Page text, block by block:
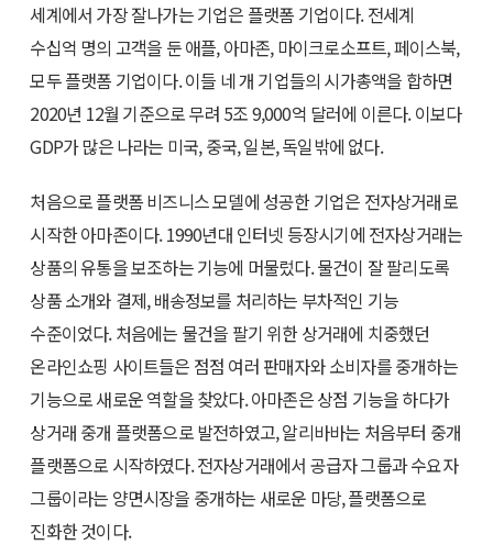
세계에서 가장 잘나가는 기업은 플랫폼 기업이다. 전세계
수십억 명의 고객을 둔 애플, 아마존, 마이크로소프트, 페이스북,
모두 플랫폼 기업이다. 이들 네 개 기업들의 시가총액을 합하면
2020년 12월 기준으로 무려 5조 9,000억 달러에 이른다. 이보다
GDP가 많은 나라는 미국, 중국, 일본, 독일밖에 없다.
처음으로 플랫폼 비즈니스 모델에 성공한 기업은 전자상거래로
시작한 아마존이다. 1990년대 인터넷 등장시기에 전자상거래는
상품의 유통을 보조하는 기능에 머물렀다. 물건이 잘 팔리도록
상품 소개와 결제, 배송정보를 처리하는 부차적인 기능
수준이었다. 처음에는 물건을 팔기 위한 상거래에 치중했던
온라인쇼핑 사이트들은 점점 여러 판매자와 소비자를 중개하는
기능으로 새로운 역할을 찾았다. 아마존은 상점 기능을 하다가
상거래 중개 플랫폼으로 발전하였고, 알리바바는 처음부터 중개
플랫폼으로 시작하였다. 전자상거래에서 공급자 그룹과 수요자
그룹이라는 양면시장을 중개하는 새로운 마당, 플랫폼으로
진화한 것이다.